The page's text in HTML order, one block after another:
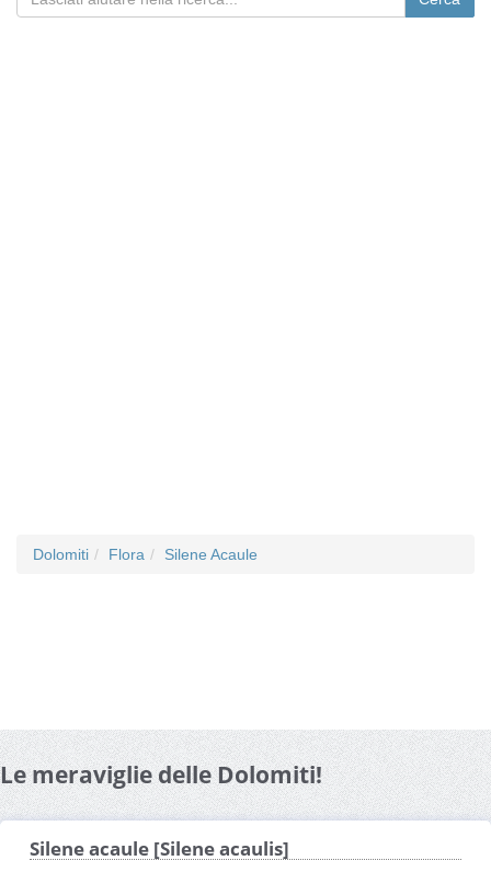
Dolomiti Flora Silene Acaule
Le meraviglie delle Dolomiti!
Silene acaule [Silene acaulis]